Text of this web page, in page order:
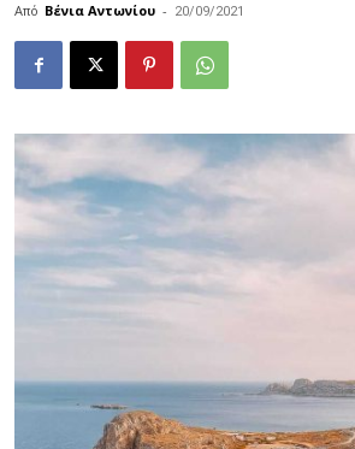
Από Βένια Αντωνίου - 20/09/2021